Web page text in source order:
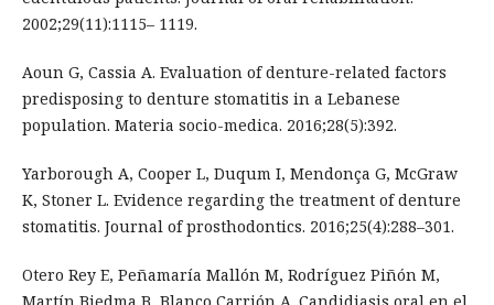
2002;29(11):1115– 1119.
Aoun G, Cassia A. Evaluation of denture-related factors
predisposing to denture stomatitis in a Lebanese
population. Materia socio-medica. 2016;28(5):392.
Yarborough A, Cooper L, Duqum I, Mendonça G, McGraw
K, Stoner L. Evidence regarding the treatment of denture
stomatitis. Journal of prosthodontics. 2016;25(4):288–301.
Otero Rey E, Peñamaría Mallón M, Rodríguez Piñón M,